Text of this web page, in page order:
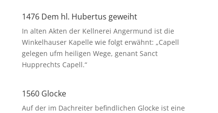
1476 Dem hl. Hubertus geweiht
In alten Akten der Kellnerei Angermund ist die
Winkelhauser Kapelle wie folgt erwähnt: „Capell
gelegen ufm heiligen Wege, genant Sanct
Hupprechts Capell.“
1560 Glocke
Auf der im Dachreiter befindlichen Glocke ist eine